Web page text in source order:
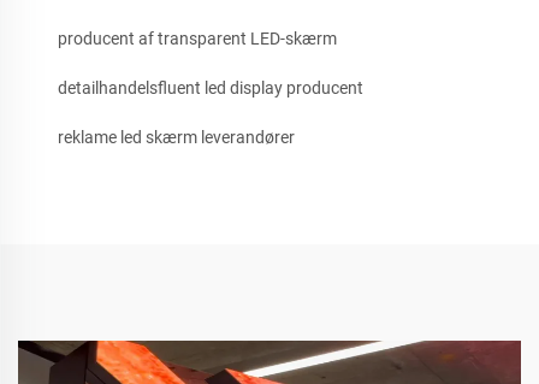
producent af transparent LED-skærm
detailhandelsfluent led display producent
reklame led skærm leverandører